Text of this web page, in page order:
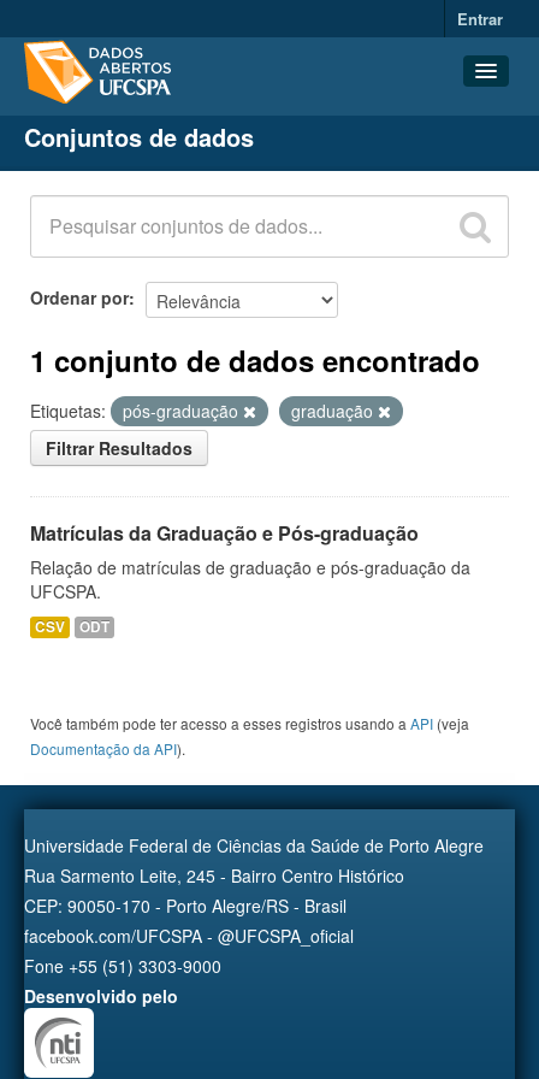
Entrar
Conjuntos de dados
Organizações
Grupos
Sobre
Conjuntos de dados
Ordenar por
1 conjunto de dados encontrado
Etiquetas: pós-graduação
graduação
Filtrar Resultados
Matrículas da Graduação e Pós-graduação
Relação de matrículas de graduação e pós-graduação da
UFCSPA.
CSV ODT
Você também pode ter acesso a esses registros usando a API (veja
Documentação da API).
Universidade Federal de Ciências da Saúde de Porto Alegre
Rua Sarmento Leite, 245 - Bairro Centro Histórico
CEP: 90050-170 - Porto Alegre/RS - Brasil
facebook.com/UFCSPA - @UFCSPA_oficial
Fone +55 (51) 3303-9000
Desenvolvido pelo